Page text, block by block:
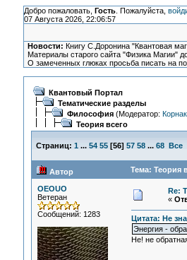
Добро пожаловать, Гость. Пожалуйста,
07 Августа 2026, 22:06:57
Новости: Книгу С.Доронина "Квантовая
Материалы старого сайта "Физика Магии"
О замеченных глюках просьба писать на
Квантовый Портал
Тематические разделы
Философия(Модератор:
Теория всего
Страниц: 1 ... 54 55[56] 57 58 ... 68 Все
Автор Тема: Теория
OEOUO
Ветеран
Сообщений: 1283
Re:
«
Цитата: Не
Энергия -
Не! не